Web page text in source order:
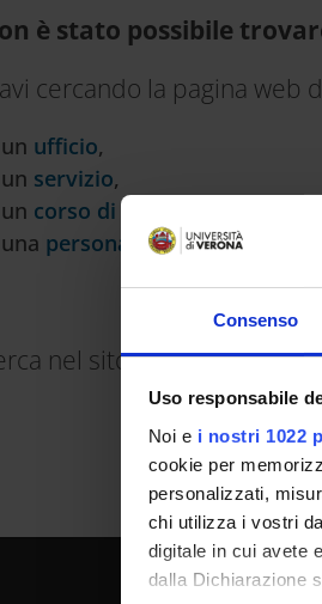
Consenso
Uso responsabile
Noi e i nostri 1022
cookie per
personalizzati,
chi utilizza i vostri
digitale in cui avete
dalla Dichiarazione
è stato possibile
cercando la pagina web
un ufficio,
un servizio,
un corso di studi
una persona
nel sito: